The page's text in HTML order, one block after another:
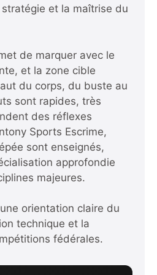
et la maîtrise du
de marquer avec le
et la zone cible
du corps, du buste au
sont rapides, très
des réflexes
Sports Escrime,
sont enseignés,
approfondie
majeures.
orientation claire du
technique et la
fédérales.